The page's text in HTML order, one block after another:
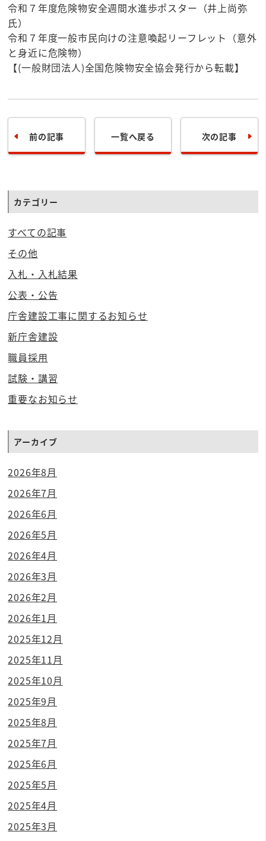
令和７年度危険物安全週間水進歩ポスター（井上尚弥
氏）
令和７年度一般市民向けの注意喚起リーフレット（意外
と身近に危険物）
【(一般財団法人)全国危険物安全協会発行から転載】
前の記事 一覧へ戻る 次の記事
カテゴリー
すべての記事
その他
入札・入札結果
公表・公告
庁舎建設工事に関するお知らせ
新庁舎建設
職員採用
試験・講習
重要なお知らせ
アーカイブ
2026年8月
2026年7月
2026年6月
2026年5月
2026年4月
2026年3月
2026年2月
2026年1月
2025年12月
2025年11月
2025年10月
2025年9月
2025年8月
2025年7月
2025年6月
2025年5月
2025年4月
2025年3月